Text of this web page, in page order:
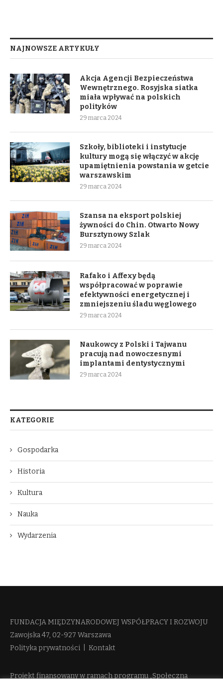
NAJNOWSZE ARTYKUŁY
Akcja Agencji Bezpieczeństwa
Wewnętrznego. Rosyjska siatka
miała wpływać na polskich
polityków
29 marca 2024
Szkoły, biblioteki i instytucje
kultury mogą się włączyć w akcję
upamiętnienia powstania w getcie
warszawskim
29 marca 2024
Szansa na eksport polskiej
żywności do Chin. Otwarto Nowy
Bursztynowy Szlak
29 marca 2024
Rafako i Affexy będą
współpracować w poprawie
efektywności energetycznej i
zmniejszeniu śladu węglowego
29 marca 2024
Naukowcy z Polski i Tajwanu
pracują nad nowoczesnymi
implantami dentystycznymi
29 marca 2024
KATEGORIE
Gospodarka
Historia
Kultura
Nauka
Wydarzenia
FUNDACJA MIĘDZYNARODOWEJ WSPÓŁPRACY I ROZWOJU​
Zawojska 47, 02-927 Warszawa
Polityka prywatności
Kontakt
Projekt finansowany w ramach programu „Społeczna